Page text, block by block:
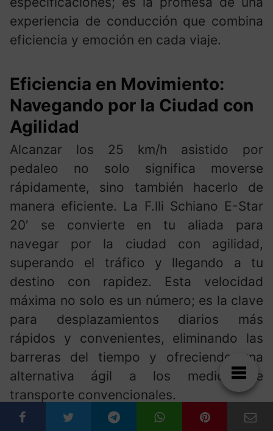
experiencia de conducción que combina
eficiencia y emoción en cada viaje.
Eficiencia en Movimiento:
Navegando por la Ciudad con
Agilidad
Alcanzar los 25 km/h asistido por
pedaleo no solo significa moverse
rápidamente, sino también hacerlo de
manera eficiente. La F.lli Schiano E-Star
20′ se convierte en tu aliada para
navegar por la ciudad con agilidad,
superando el tráfico y llegando a tu
destino con rapidez. Esta velocidad
máxima no solo es un número; es la clave
para desplazamientos diarios más
rápidos y convenientes, eliminando las
barreras del tiempo y ofreciendo una
alternativa ágil a los medios de
transporte convencionales.